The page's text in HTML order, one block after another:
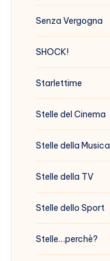
Senza Vergogna
SHOCK!
Starlettime
Stelle del Cinema
Stelle della Musica
Stelle della TV
Stelle dello Sport
Stelle…perchè?